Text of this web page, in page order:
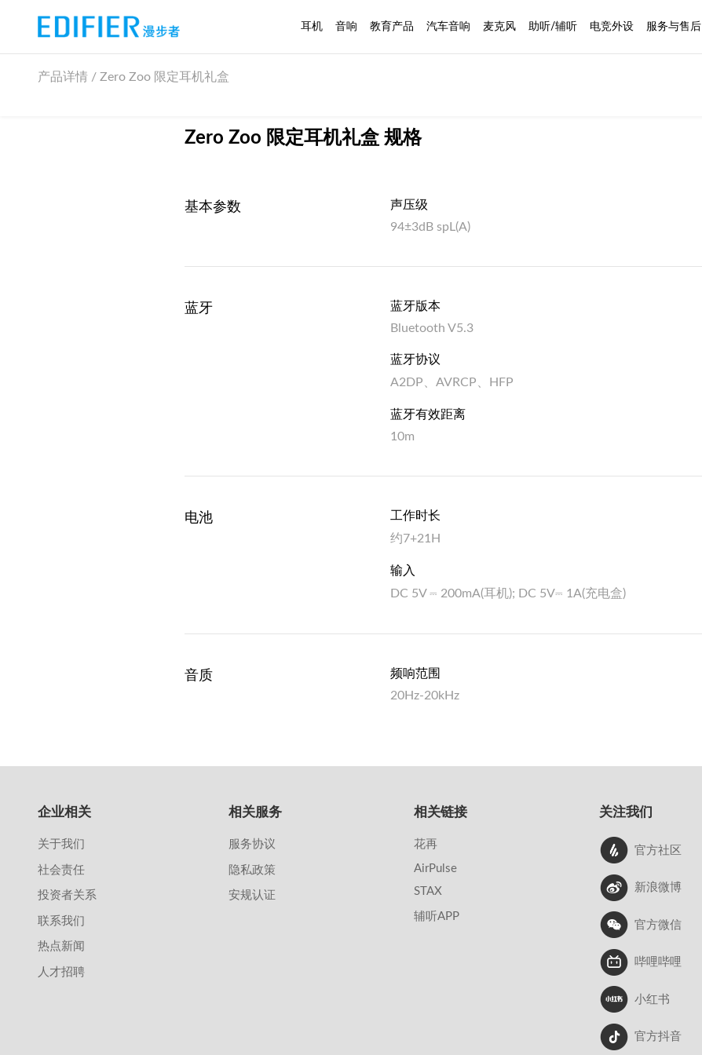
耳机 音响 教育产品 汽车音响 麦克风 助听/辅听 电竞外设 服务与售后
产品详情 / Zero Zoo 限定耳机礼盒
Zero Zoo 限定耳机礼盒 规格
基本参数
声压级
94±3dB spL(A)
蓝牙
蓝牙版本
Bluetooth V5.3
蓝牙协议
A2DP、AVRCP、HFP
蓝牙有效距离
10m
电池
工作时长
约7+21H
输入
DC 5V ⎓ 200mA(耳机); DC 5V⎓ 1A(充电盒)
音质
频响范围
20Hz-20kHz
企业相关
关于我们
社会责任
投资者关系
联系我们
热点新闻
人才招聘
相关服务
服务协议
隐私政策
安规认证
相关链接
花再
AirPulse
STAX
辅听APP
关注我们
官方社区
新浪微博
官方微信
哔哩哔哩
小红书
官方抖音